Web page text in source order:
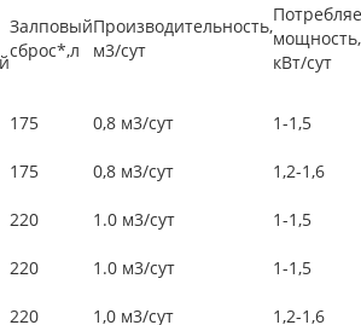
Залповый
сброс*,л
Производительность,
м3/сут
мощность,
кВт/сут
175 0,8 м3/сут
1-1,5
175 0,8 м3/сут
1,2-1,6
220 1.0 м3/сут
1-1,5
220 1.0 м3/сут
1-1,5
220 1,0 м3/сут
1,2-1,6